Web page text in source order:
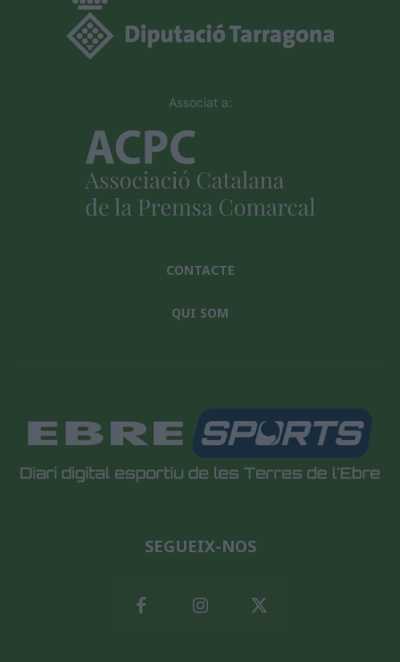
Associat a:
CONTACTE
QUI SOM
SEGUEIX-NOS